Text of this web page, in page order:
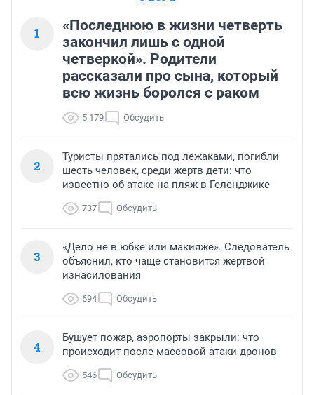
1
«Последнюю в жизни четверть
закончил лишь с одной
четверкой». Родители
рассказали про сына, который
всю жизнь боролся с раком
5 179 Обсудить
2
Туристы прятались под лежаками, погибли
шесть человек, среди жертв дети: что
известно об атаке на пляж в Геленджике
737 Обсудить
3
«Дело не в юбке или макияже». Следователь
объяснил, кто чаще становится жертвой
изнасилования
694 Обсудить
4
Бушует пожар, аэропорты закрыли: что
происходит после массовой атаки дронов
546 Обсудить